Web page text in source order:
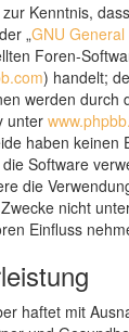
Kenntnis,
„GNU
Foren-
) handelt;
werden durch
unter
haben keinen
Software
die
nicht
Einfluss
haftet mit